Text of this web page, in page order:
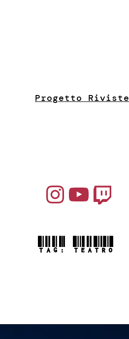
Progetto Riviste
Instagram YouTube Twitch
TAG: TEATRO